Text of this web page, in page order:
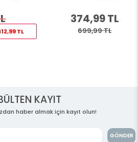
TL
374,99 TL
699,99 TL
KAYIT
haber almak için kayıt olun!
GÖNDER